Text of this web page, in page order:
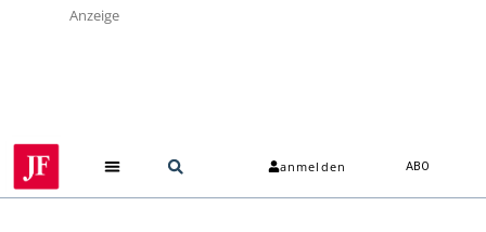
Anzeige
anmelden ABO